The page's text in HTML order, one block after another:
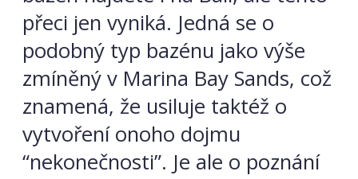
přeci jen vyniká. Jedná se o
podobný typ bazénu jako výše
zmíněný v Marina Bay Sands, což
znamená, že usiluje taktéž o
vytvoření onoho dojmu
“nekonečnosti”. Je ale o poznání